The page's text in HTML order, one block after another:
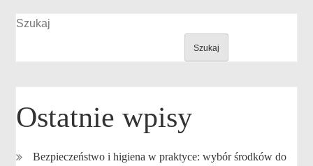
Szukaj
Szukaj
Ostatnie wpisy
Bezpieczeństwo i higiena w praktyce: wybór środków do